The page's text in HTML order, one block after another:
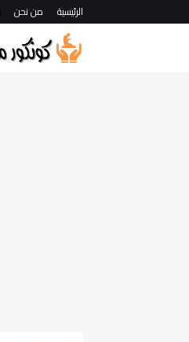
الرئيسية من نحن